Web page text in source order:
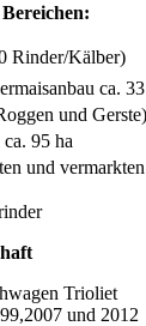
Rinder/Kälber)
ca.
und
95 ha
und
Trioliet
und 2012